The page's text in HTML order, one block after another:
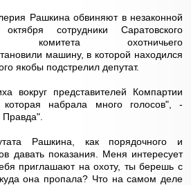
Рашкина обвиняют в незаконной
сотрудники Саратовского
комитета охотничьего
машину, в которой находился
якобы подстрелил депутат.
представителей Компартии
набрала много голосов", -
Рашкина, как порядочного и
давать показания. Меня интересует
приглашают на охоту, ты берешь с
она пропала? Что на самом деле